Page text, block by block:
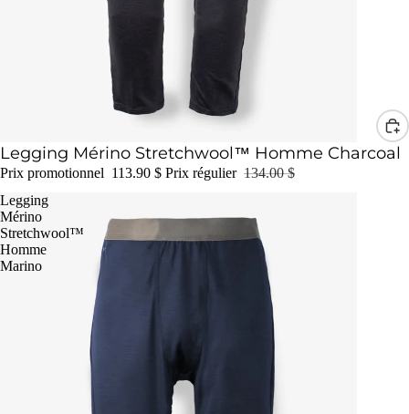
Promotion
Legging Mérino Stretchwool™ Homme Charcoal
Prix promotionnel 113.90 $ Prix régulier 134.00 $
Legging
Mérino
Stretchwool™
Homme
Marino